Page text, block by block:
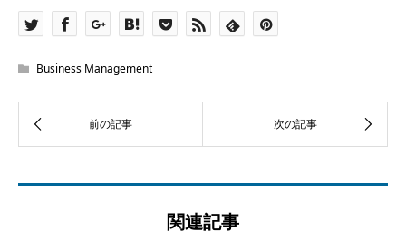
Business Management
関連記事